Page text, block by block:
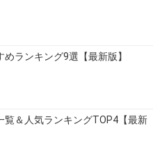
ランキング9選【最新版】
覧＆人気ランキングTOP4【最新